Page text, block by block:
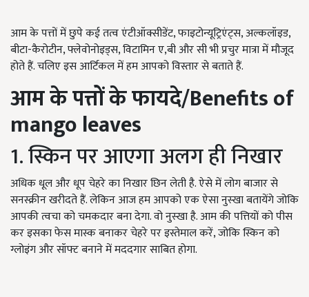
आम के पत्तों में छुपे कई तत्व एंटीऑक्सीडेंट, फाइटोन्यूट्रिएंट्स, अल्कलॉइड,
बीटा-कैरोटीन, फ्लेवोनोइड्स, विटामिन ए,बी और सी भी प्रचुर मात्रा में मौजूद
होते हैं. चलिए इस आर्टिकल में हम आपको विस्तार से बताते हैं.
आम के पत्तों के फायदे/Benefits of
mango leaves
1. स्किन पर आएगा अलग ही निखार
अधिक धूल और धूप चेहरे का निखार छिन लेती है. ऐसे में लोग बाजार से
सनस्क्रीन खरीदते हैं. लेकिन आज हम आपको एक ऐसा नुस्खा बतायेंगे जोकि
आपकी त्वचा को चमकदार बना देगा. वो नुस्खा है. आम की पत्तियों को पीस
कर इसका फेस मास्क बनाकर चेहरे पर इस्तेमाल करें, जोकि स्किन को
ग्लोइंग और सॉफ्ट बनाने में मददगार साबित होगा.